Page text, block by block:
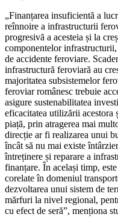
„Finanțarea insuficientă a
reînnoire a infrastructurii
progresivă a acesteia și la
componentelor
de accidente feroviare.
infrastructură feroviară au
majoritatea subsistemelor
feroviar românesc trebuie
asigure sustenabilitatea
eficacitatea utilizării acestora
piață, prin atragerea mai
direcție ar fi realizarea unui
încât să nu mai existe
întreținere și reparare a
finanțare. În același timp,
corelate în domeniul
dezvoltarea unui sistem de
mărfuri la nivel regional,
cu efect de seră”, menționa